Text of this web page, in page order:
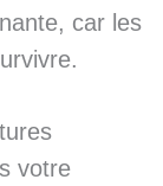
car les
votre